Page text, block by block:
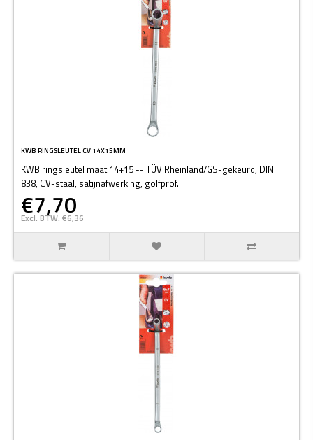
KWB RINGSLEUTEL CV 14X15MM
KWB ringsleutel maat 14+15 -- TÜV Rheinland/GS-gekeurd, DIN
838, CV-staal, satijnafwerking, golfprof..
€7,70
Excl. BTW: €6,36